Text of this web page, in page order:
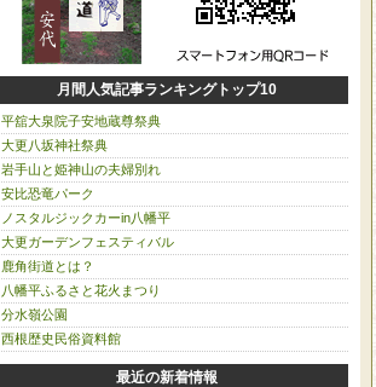
月間人気記事ランキングトップ10
平舘大泉院子安地蔵尊祭典
大更八坂神社祭典
岩手山と姫神山の夫婦別れ
安比恐竜パーク
ノスタルジックカーin八幡平
大更ガーデンフェスティバル
鹿角街道とは？
八幡平ふるさと花火まつり
分水嶺公園
西根歴史民俗資料館
最近の新着情報